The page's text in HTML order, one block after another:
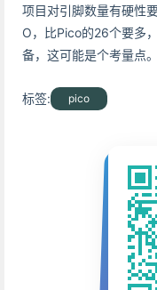
项目对引脚数量有硬性
O，比Pico的26个要多
备，这可能是个考量点。
标签: pico